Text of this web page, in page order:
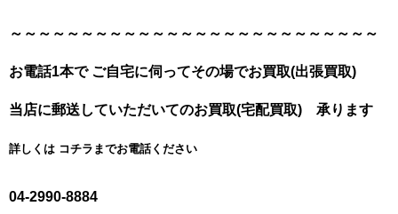
～～～～～～～～～～～～～～～～～～～～～～～～～～
お電話1本で ご自宅に伺ってその場でお買取(出張買取)
当店に郵送していただいてのお買取(宅配買取) 承ります
詳しくは コチラまでお電話ください
04-2990-8884